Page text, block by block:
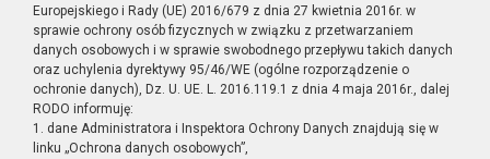
Europejskiego i Rady (UE) 2016/679 z dnia 27 kwietnia 2016r. w
sprawie ochrony osób fizycznych w związku z przetwarzaniem
danych osobowych i w sprawie swobodnego przepływu takich danych
oraz uchylenia dyrektywy 95/46/WE (ogólne rozporządzenie o
ochronie danych), Dz. U. UE. L. 2016.119.1 z dnia 4 maja 2016r., dalej
RODO informuję:
1. dane Administratora i Inspektora Ochrony Danych znajdują się w
linku „Ochrona danych osobowych”,